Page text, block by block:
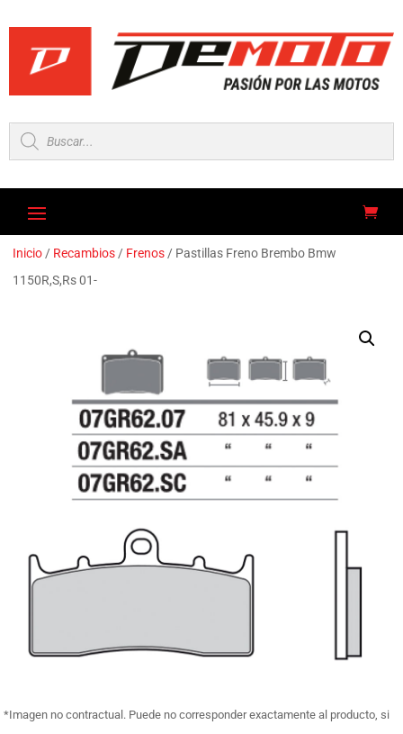
Búsqueda
de
productos
Inicio / Recambios / Frenos / Pastillas Freno Brembo Bmw
1150R,S,Rs 01-
*Imagen no contractual. Puede no corresponder exactamente al producto, si